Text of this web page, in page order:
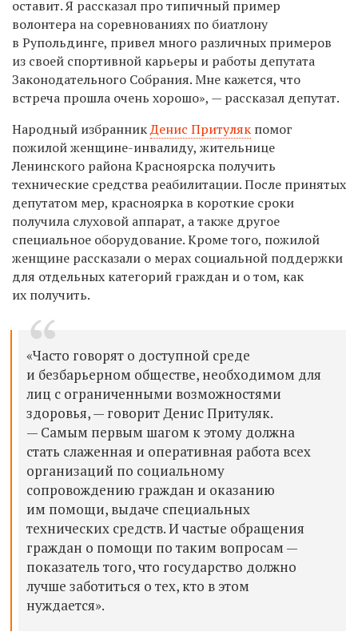
оставит. Я рассказал про типичный пример
волонтера на соревнованиях по биатлону
в Рупольдинге, привел много различных примеров
из своей спортивной карьеры и работы депутата
Законодательного Собрания. Мне кажется, что
встреча прошла очень хорошо», — рассказал депутат.
Народный избранникДенис Притуляк помог
пожилой женщине-инвалиду, жительнице
Ленинского района Красноярска получить
технические средства реабилитации. После принятых
депутатом мер, красноярка в короткие сроки
получила слуховой аппарат, а также другое
специальное оборудование. Кроме того, пожилой
женщине рассказали о мерах социальной поддержки
для отдельных категорий граждан и о том, как
их получить.
«Часто говорят о доступной среде
и безбарьерном обществе, необходимом для
лиц с ограниченными возможностями
здоровья, — говорит Денис Притуляк.
— Самым первым шагом к этому должна
стать слаженная и оперативная работа всех
организаций по социальному
сопровождению граждан и оказанию
им помощи, выдаче специальных
технических средств. И частые обращения
граждан о помощи по таким вопросам —
показатель того, что государство должно
лучше заботиться о тех, кто в этом
нуждается».